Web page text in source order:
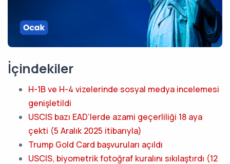
İçindekiler
H-1B ve H-4 vizelerinde sosyal medya incelemesi
genişletildi
USCIS bazı EAD’lerde azami geçerliliği 18 aya
çekti (5 Aralık 2025 itibarıyla)
Trump Gold Card başvuruları açıldı
USCIS, biyometrik fotoğraf kuralını sıkılaştırdı (12